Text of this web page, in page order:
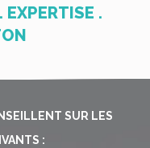
EXPERTISE .
SUR LES
: